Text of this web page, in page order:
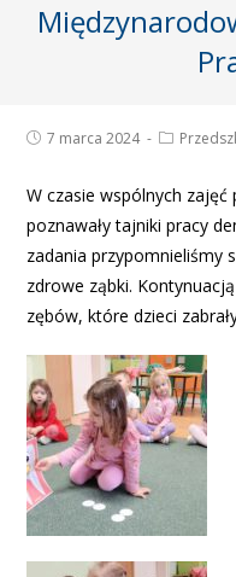
7 marca 2024
W czasie wspólnych zajęć
poznawały tajniki pracy
zadania przypomnieliśmy
zdrowe ząbki.
zębów, które dzieci